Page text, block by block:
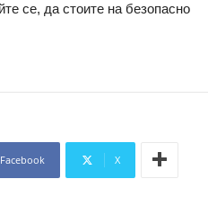
се, да стоите на безопасно
Facebook X